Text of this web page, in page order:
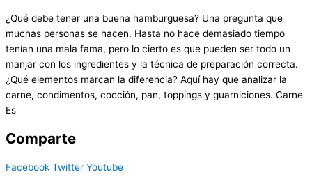
¿Qué debe tener una buena hamburguesa? Una pregunta que
muchas personas se hacen. Hasta no hace demasiado tiempo
tenían una mala fama, pero lo cierto es que pueden ser todo un
manjar con los ingredientes y la técnica de preparación correcta.
¿Qué elementos marcan la diferencia? Aquí hay que analizar la
carne, condimentos, cocción, pan, toppings y guarniciones. Carne
Es
Comparte
Facebook Twitter Youtube